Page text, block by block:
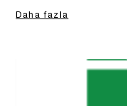
Daha fazla